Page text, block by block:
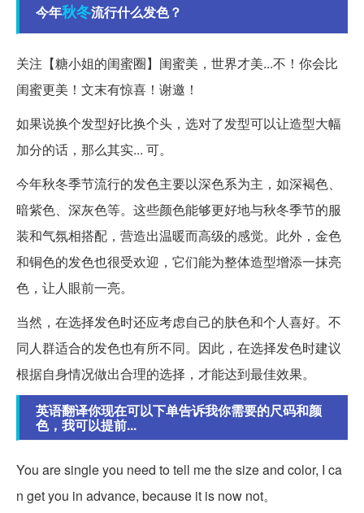
今年秋冬流行什么发色？
关注【糖小姐的闺蜜圈】闺蜜美，世界才美...不！你会比
闺蜜更美！文末有惊喜！谢邀！
如果说换个发型好比换个头，选对了发型可以让造型大幅
加分的话，那么其实... 可。
今年秋冬季节流行的发色主要以深色系为主，如深褐色、
暗紫色、深灰色等。这些颜色能够更好地与秋冬季节的服
装和气氛相搭配，营造出温暖而高级的感觉。此外，金色
和铜色的发色也很受欢迎，它们能为整体造型增添一抹亮
色，让人眼前一亮。
当然，在选择发色时还应考虑自己的肤色和个人喜好。不
同人群适合的发色也有所不同。因此，在选择发色时建议
根据自身情况做出合理的选择，才能达到最佳效果。
英语翻译你现在可以下单告诉我你需要的尺码和颜
色，我可以提前...
You are single you need to tell me the size and color, I ca
n get you in advance, because it is now not。